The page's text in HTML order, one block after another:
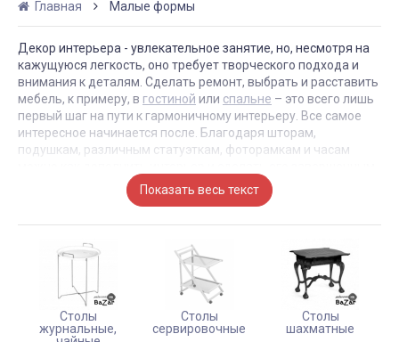
Главная Малые формы
Декор интерьера - увлекательное занятие, но, несмотря на
кажущуюся легкость, оно требует творческого подхода и
внимания к деталям. Сделать ремонт, выбрать и расставить
мебель, к примеру, в гостиной или спальне – это всего лишь
первый шаг на пути к гармоничному интерьеру. Все самое
интересное начинается после. Благодаря шторам,
подушкам, различным статуэткам, фоторамкам и часам
так и безнадежно испортить даже самый лучший ремонт.
Этих эффектов можно достичь с помощью декора.
КАРТИНЫ В ИНТЕРЬЕРЕ
Самым популярным декоративным элементом уже много
лет остаются картины. Подлинники известных художников
Столы
журнальные,
Столы
сервировочные
Столы
шахматные